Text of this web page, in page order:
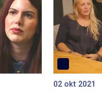
02 okt 2021